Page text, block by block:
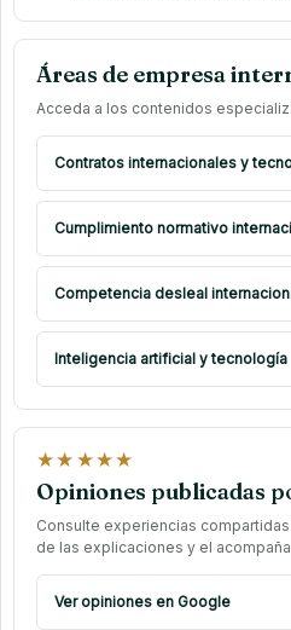
Áreas de empresa
Acceda a los contenidos
Contratos internacionales y
Cumplimiento normativo
Competencia desleal
Inteligencia artificial y tecnología
★★★★★
Opiniones publicadas
Consulte experiencias
de las explicaciones y el
Ver opiniones en Google